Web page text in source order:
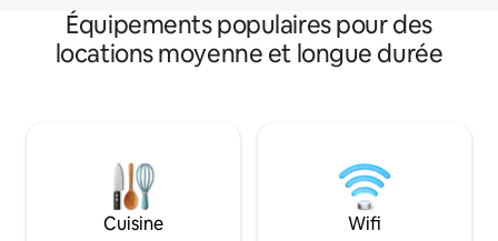
Équipements populaires pour des
locations moyenne et longue durée
Cuisine Wifi